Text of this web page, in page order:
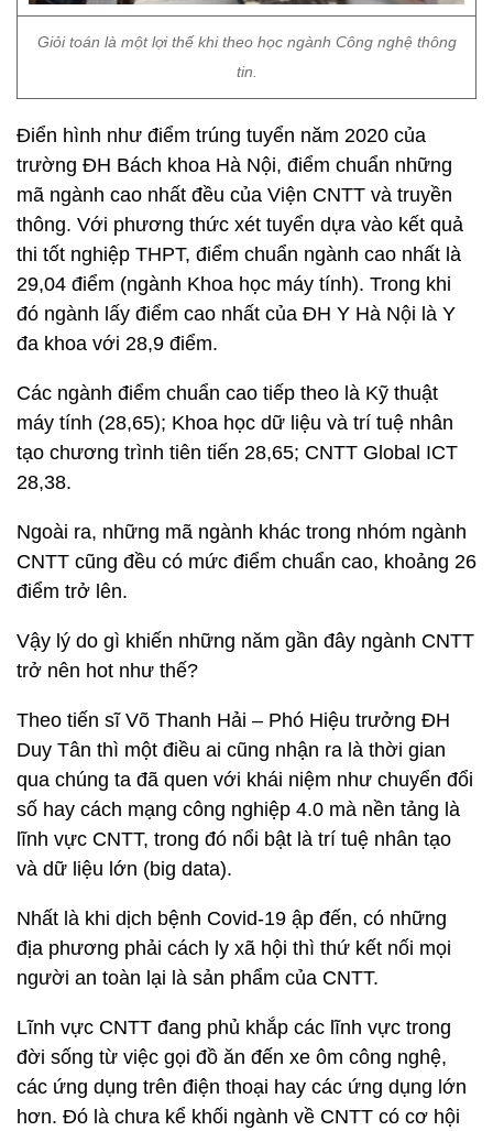
Giỏi toán là một lợi thế khi theo học ngành Công nghệ thông
tin.
Điển hình như điểm trúng tuyển năm 2020 của
trường ĐH Bách khoa Hà Nội, điểm chuẩn những
mã ngành cao nhất đều của Viện CNTT và truyền
thông. Với phương thức xét tuyển dựa vào kết quả
thi tốt nghiệp THPT, điểm chuẩn ngành cao nhất là
29,04 điểm (ngành Khoa học máy tính). Trong khi
đó ngành lấy điểm cao nhất của ĐH Y Hà Nội là Y
đa khoa với 28,9 điểm.
Các ngành điểm chuẩn cao tiếp theo là Kỹ thuật
máy tính (28,65); Khoa học dữ liệu và trí tuệ nhân
tạo chương trình tiên tiến 28,65; CNTT Global ICT
28,38.
Ngoài ra, những mã ngành khác trong nhóm ngành
CNTT cũng đều có mức điểm chuẩn cao, khoảng 26
điểm trở lên.
Vậy lý do gì khiến những năm gần đây ngành CNTT
trở nên hot như thế?
Theo tiến sĩ Võ Thanh Hải – Phó Hiệu trưởng ĐH
Duy Tân thì một điều ai cũng nhận ra là thời gian
qua chúng ta đã quen với khái niệm như chuyển đổi
số hay cách mạng công nghiệp 4.0 mà nền tảng là
lĩnh vực CNTT, trong đó nổi bật là trí tuệ nhân tạo
và dữ liệu lớn (big data).
Nhất là khi dịch bệnh Covid-19 ập đến, có những
địa phương phải cách ly xã hội thì thứ kết nối mọi
người an toàn lại là sản phẩm của CNTT.
Lĩnh vực CNTT đang phủ khắp các lĩnh vực trong
đời sống từ việc gọi đồ ăn đến xe ôm công nghệ,
các ứng dụng trên điện thoại hay các ứng dụng lớn
hơn. Đó là chưa kể khối ngành về CNTT có cơ hội